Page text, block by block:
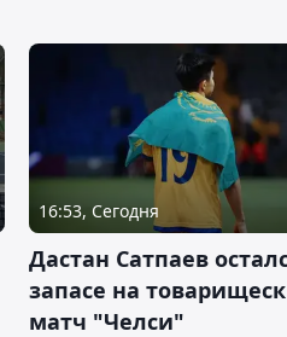
16:53, Сегодня
Дастан Сатпаев
запасе на
матч "Челси"